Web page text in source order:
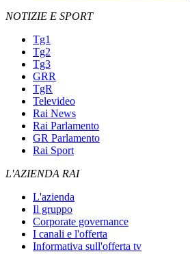
NOTIZIE E SPORT
Tg1
Tg2
Tg3
GRR
TgR
Televideo
Rai News
Rai Parlamento
GR Parlamento
Rai Sport
L'AZIENDA RAI
L'azienda
Il gruppo
Corporate governance
I canali e l'offerta
Informativa sull'offerta tv